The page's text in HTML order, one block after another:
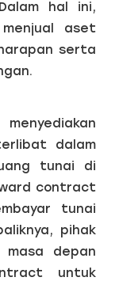
hal ini,
aset
serta
dalam
tunai di
contract
tunai
pihak
depan
untuk